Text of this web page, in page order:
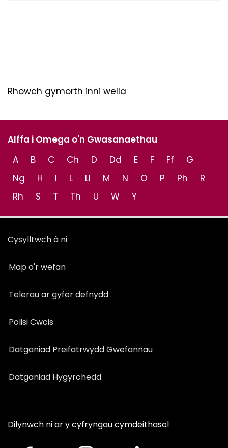
Rhowch gymorth inni wella
Alffa i Omega o'n Gwasanaethau
A
B C Ch D Dd E F Ff
G
Ng
H I L Ll M N O P Ph
R
Rh
S T Th U W Y
Cysylltwch â ni
Map o'r wefan
Telerau ar gyfer defnydd
Polisi Cwcis
Datganiad Preifatrwydd Gwefannau
Datganiad Hygyrchedd
Dilynwch ni ar y cyfryngau cymdeithasol